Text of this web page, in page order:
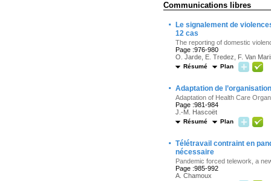
Communications libres
·
Le signalement de
12 cas
The reporting of domestic
Page :976-980
O. Jarde, E. Tredez, F. Van
Résumé Plan
· Adaptation de
Adaptation of Health Care
Page :981-984
J.-M. Hascoët
Résumé Plan
· Télétravail contraint en
nécessaire
Pandemic forced telework, a
Page :985-992
A. Chamoux